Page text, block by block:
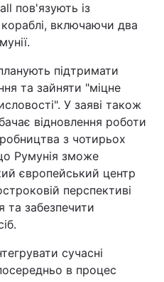
пов'язують із
включаючи два
підтримати
та зайняти "міцне
У заяві також
відновлення роботи
з чотирьох
Румунія зможе
європейський центр
перспективі
забезпечити
сучасні
в процес